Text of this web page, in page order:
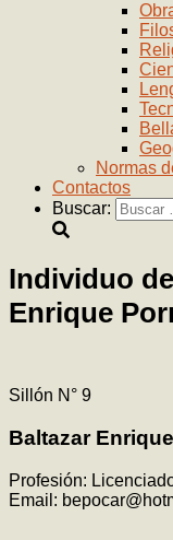
Normas
Contactos
Buscar:
Individuo
Enrique
Sillón N° 9
Baltazar
Profesión:
Email: